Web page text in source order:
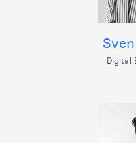
Digital